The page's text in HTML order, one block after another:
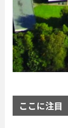
ここに注目